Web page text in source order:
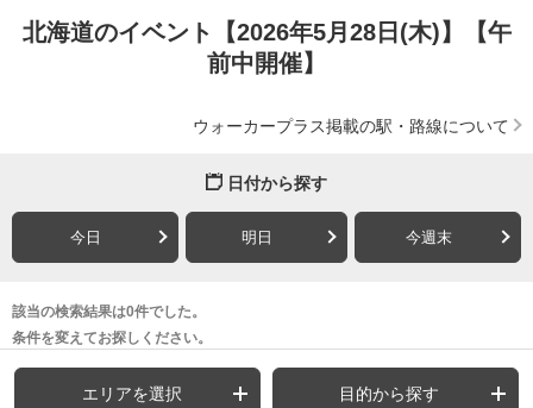
北海道のイベント【2026年5月28日(木)】【午
前中開催】
ウォーカープラス掲載の駅・路線について
日付から探す
今日 明日 今週末
該当の検索結果は0件でした。
条件を変えてお探しください。
エリアを選択 目的から探す